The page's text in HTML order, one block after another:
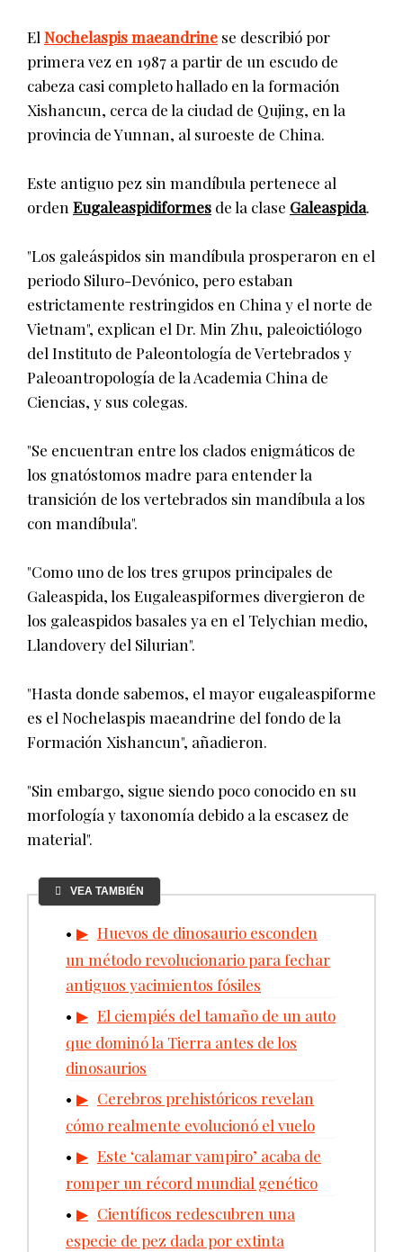
El Nochelaspis maeandrine se describió por
primera vez en 1987 a partir de un escudo de
cabeza casi completo hallado en la formación
Xishancun, cerca de la ciudad de Qujing, en la
provincia de Yunnan, al suroeste de China.
Este antiguo pez sin mandíbula pertenece al
orden Eugaleaspidiformes de la clase Galeaspida.
"Los galeáspidos sin mandíbula prosperaron en el
periodo Siluro-Devónico, pero estaban
estrictamente restringidos en China y el norte de
Vietnam", explican el Dr. Min Zhu, paleoictiólogo
del Instituto de Paleontología de Vertebrados y
Paleoantropología de la Academia China de
Ciencias, y sus colegas.
"Se encuentran entre los clados enigmáticos de
los gnatóstomos madre para entender la
transición de los vertebrados sin mandíbula a los
con mandíbula".
"Como uno de los tres grupos principales de
Galeaspida, los Eugaleaspiformes divergieron de
los galeaspidos basales ya en el Telychian medio,
Llandovery del Silurian".
"Hasta donde sabemos, el mayor eugaleaspiforme
es el Nochelaspis maeandrine del fondo de la
Formación Xishancun", añadieron.
"Sin embargo, sigue siendo poco conocido en su
morfología y taxonomía debido a la escasez de
material".
VEA TAMBIÉN
Huevos de dinosaurio esconden
un método revolucionario para fechar
antiguos yacimientos fósiles
El ciempiés del tamaño de un auto
que dominó la Tierra antes de los
dinosaurios
Cerebros prehistóricos revelan
cómo realmente evolucionó el vuelo
Este ‘calamar vampiro’ acaba de
romper un récord mundial genético
Científicos redescubren una
especie de pez dada por extinta